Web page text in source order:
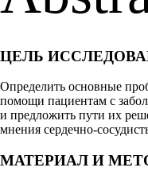
ЦЕЛЬ
Определить основные
помощи пациентам с
и предложить пути их
мнения сердечно-
МАТЕРИАЛ И